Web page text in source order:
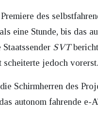
des
eine Stunde, bis das
SVT
jedoch vorerst.
Schirmherren des
autonom fahrende